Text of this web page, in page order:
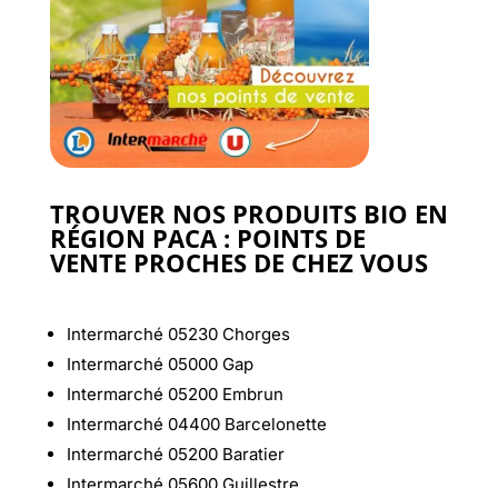
TROUVER NOS PRODUITS BIO EN
RÉGION PACA : POINTS DE
VENTE PROCHES DE CHEZ VOUS
Intermarché 05230 Chorges
Intermarché 05000 Gap
Intermarché 05200 Embrun
Intermarché 04400 Barcelonette
Intermarché 05200 Baratier